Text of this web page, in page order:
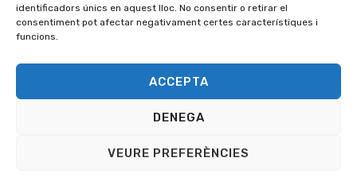
identificadors únics en aquest lloc. No consentir o retirar el
consentiment pot afectar negativament certes característiques i
funcions.
ACCEPTA
DENEGA
VEURE PREFERÈNCIES
Copyright © 2025 Desarrollado porLCG365